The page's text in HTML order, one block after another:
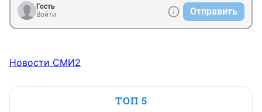
Гость
Войти
Отправить
Новости СМИ2
ТОП 5